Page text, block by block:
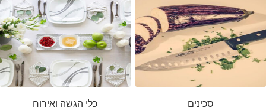
כלי הגשה ואירוח סכינים